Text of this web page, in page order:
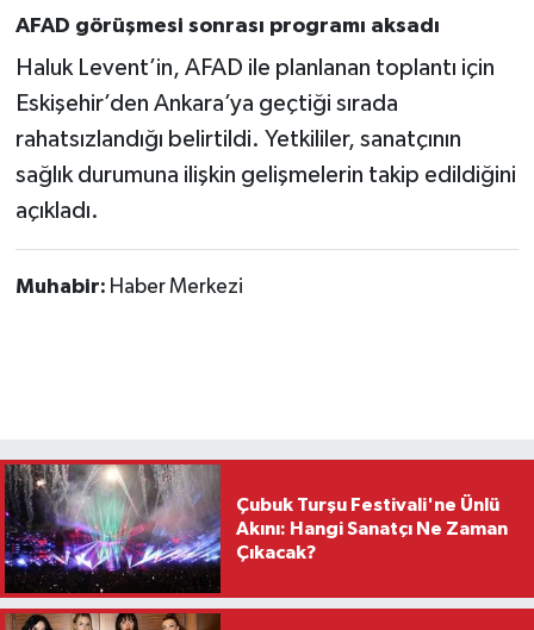
AFAD görüşmesi sonrası programı aksadı
Haluk Levent’in, AFAD ile planlanan toplantı için
Eskişehir’den Ankara’ya geçtiği sırada
rahatsızlandığı belirtildi. Yetkililer, sanatçının
sağlık durumuna ilişkin gelişmelerin takip edildiğini
açıkladı.
Muhabir: Haber Merkezi
Çubuk Turşu Festivali'ne Ünlü
Akını: Hangi Sanatçı Ne Zaman
Çıkacak?